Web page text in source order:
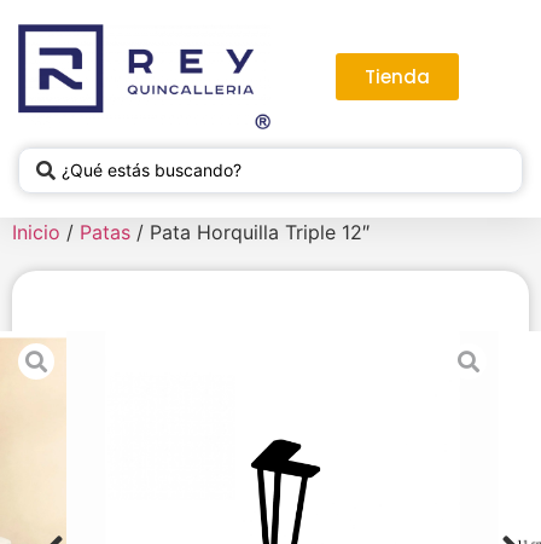
Tienda
Inicio / Patas / Pata Horquilla Triple 12″